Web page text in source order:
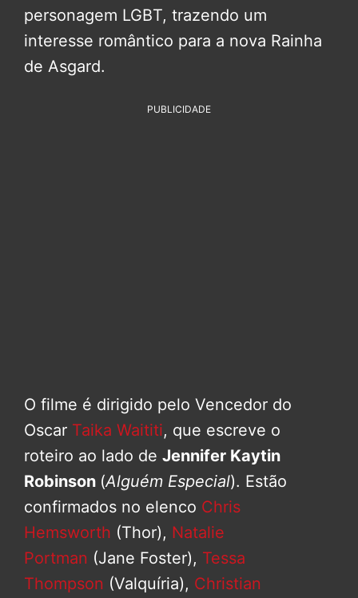
personagem LGBT, trazendo um
interesse romântico para a nova Rainha
de Asgard.
PUBLICIDADE
O filme é dirigido pelo Vencedor do
Oscar Taika Waititi, que escreve o
roteiro ao lado de Jennifer Kaytin
Robinson (Alguém Especial). Estão
confirmados no elenco Chris
Hemsworth (Thor), Natalie
Portman (Jane Foster), Tessa
Thompson (Valquíria), Christian